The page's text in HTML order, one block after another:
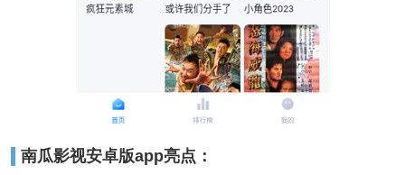
南瓜影视安卓版app亮点：